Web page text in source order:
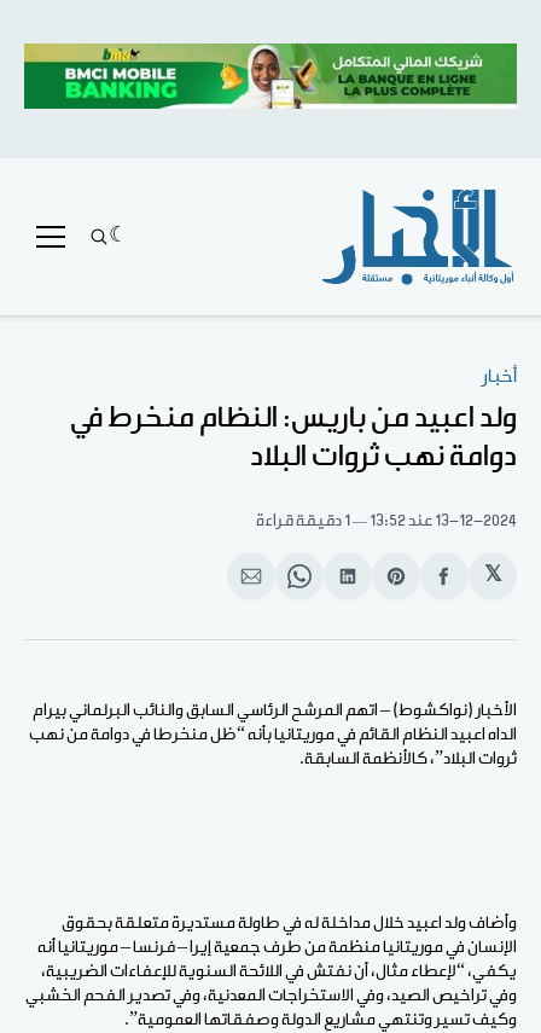
أخبار
ولد اعبيد من باريس: النظام منخرط في
دوامة نهب ثروات البلاد
13-12-2024 عند 13:52 1 دقيقة قراءة
𝕏
انشر
الفيسبوك
Share
Pinterest
انشر
لينكد
Share
WhatsApp
انشر
الإيميل
الأخبار (نواكشوط) – اتهم المرشح الرئاسي السابق والنائب البرلماني بيرام
الداه اعبيد النظام القائم في موريتانيا بأنه “ظل منخرطا في دوامة من نهب
ثروات البلاد”، كالأنظمة السابقة.
وأضاف ولد اعبيد خلال مداخلة له في طاولة مستديرة متعلقة بحقوق
الإنسان في موريتانيا منظمة من طرف جمعية إيرا – فرنسا – موريتانيا أنه
يكفي، “لإعطاء مثال، أن نفتش في اللائحة السنوية للإعفاءات الضريبية،
وفي تراخيص الصيد، وفي الاستخراجات المعدنية، وفي تصدير الفحم الخشبي
وكيف تسير وتنتهي مشاريع الدولة وصفقاتها العمومية”.